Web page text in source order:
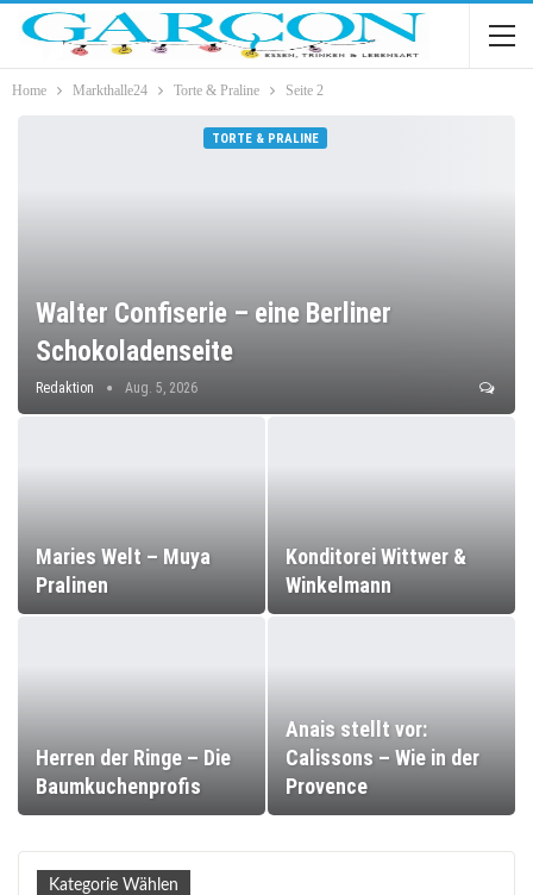
Home Markthalle24 Torte & Praline Seite 2
TORTE & PRALINE
Walter Confiserie – eine Berliner
Schokoladenseite
Redaktion Aug. 5, 2026
Maries Welt – Muya
Pralinen
Konditorei Wittwer &
Winkelmann
Herren der Ringe – Die
Baumkuchenprofis
Anais stellt vor:
Calissons – Wie in der
Provence
Kategorie Wählen